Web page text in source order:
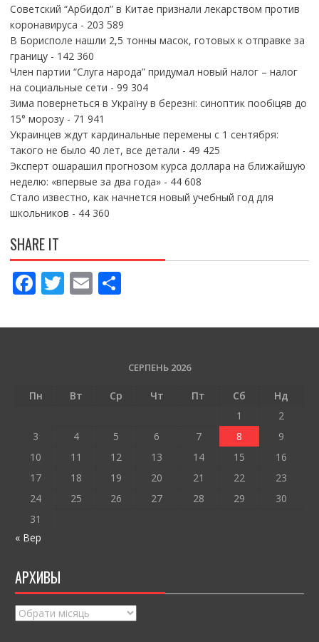
Советский “Арбидол” в Китае признали лекарством против
коронавируса - 203 589
В Борисполе нашли 2,5 тонны масок, готовых к отправке за
границу- 142 360
Член партии “Слуга народа” придумал новый налог – налог
на социальные сети - 99 304
Зима повернеться в Україну в березні: синоптик пообіцяв до
15° морозу- 71 941
Украинцев ждут кардинальные перемены с 1 сентября:
такого не было 40 лет, все детали - 49 425
Эксперт ошарашил прогнозом курса доллара на ближайшую
неделю: «впервые за два года»- 44 608
Стало известно, как начнется новый учебный год для
школьников - 44 360
SHARE IT
F
e
o
T
itt
E
ai
П
ді
и
т
СЕРПЕНЬ 2026
Пн Вт Ср Чт Пт Сб
Нд
1
2
3
4 5 6 7 8
9
10
11 12 13 14 15
16
17
18 19 20 21 22
23
24
25 26 27 28 29
30
31
« Вер
АРХИВЫ
Архивы